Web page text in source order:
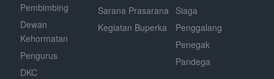
Pembimbing
Dewan
Kehormatan
Pengurus
DKC
Sarana Prasarana
Kegiatan Buperka
Siaga
Penggalang
Penegak
Pandega